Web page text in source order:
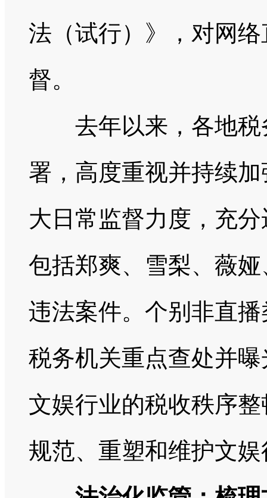
法（试行）》，对网
督。
去年以来，各地税
署，高度重视并持续
大日常监督力度，充
包括郑爽、雪梨、薇
违法案件。个别非直
税务机关重点查处并
文娱行业的税收秩序
规范、重塑和维护文